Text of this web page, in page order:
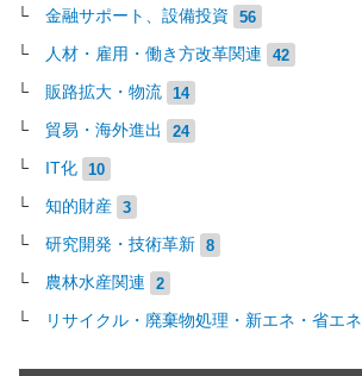
金融サポート、設備投資 56
人材・雇用・働き方改革関連 42
販路拡大・物流 14
貿易・海外進出 24
IT化 10
知的財産 3
研究開発・技術革新 8
農林水産関連 2
リサイクル・廃棄物処理・新エネ・省エネ